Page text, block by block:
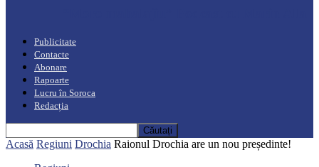
Publicitate
Contacte
Abonare
Rapoarte
Lucru în Soroca
Redacția
Acasă Regiuni Drochia Raionul Drochia are un nou președinte!